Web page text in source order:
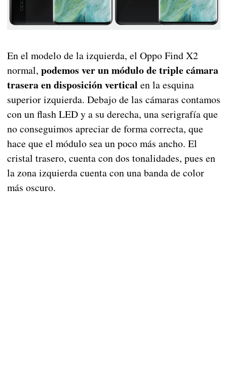
En el modelo de la izquierda, el Oppo Find X2
normal, podemos ver un módulo de triple cámara
trasera en disposición vertical en la esquina
superior izquierda. Debajo de las cámaras contamos
con un flash LED y a su derecha, una serigrafía que
no conseguimos apreciar de forma correcta, que
hace que el módulo sea un poco más ancho. El
cristal trasero, cuenta con dos tonalidades, pues en
la zona izquierda cuenta con una banda de color
más oscuro.